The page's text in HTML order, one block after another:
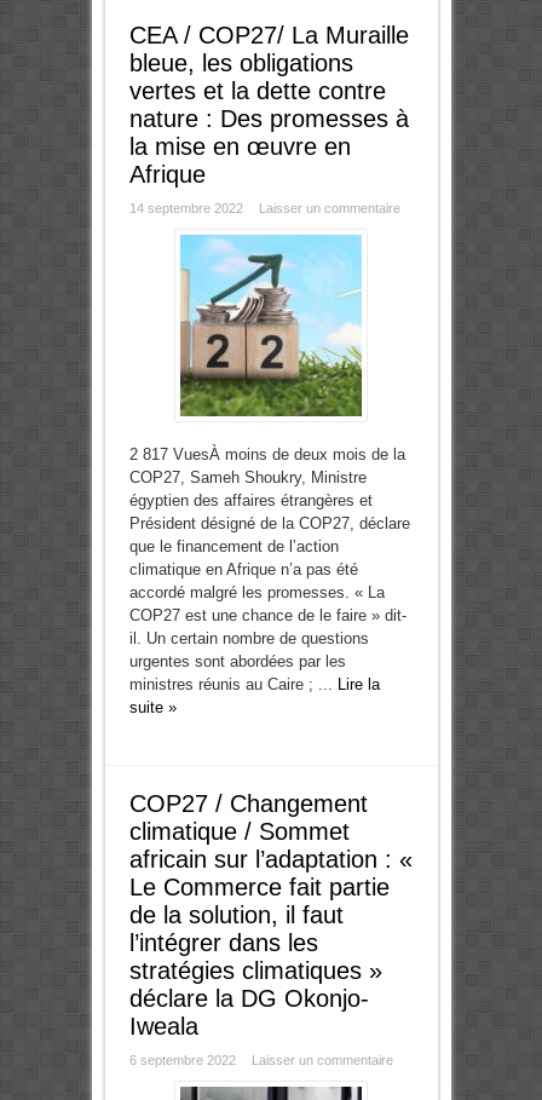
CEA / COP27/ La Muraille
bleue, les obligations
vertes et la dette contre
nature : Des promesses à
la mise en œuvre en
Afrique
14 septembre 2022 Laisser un commentaire
2 817 VuesÀ moins de deux mois de la
COP27, Sameh Shoukry, Ministre
égyptien des affaires étrangères et
Président désigné de la COP27, déclare
que le financement de l’action
climatique en Afrique n’a pas été
accordé malgré les promesses. « La
COP27 est une chance de le faire » dit-
il. Un certain nombre de questions
urgentes sont abordées par les
ministres réunis au Caire ; ... Lire la
suite »
COP27 / Changement
climatique / Sommet
africain sur l’adaptation : «
Le Commerce fait partie
de la solution, il faut
l’intégrer dans les
stratégies climatiques »
déclare la DG Okonjo-
Iweala
6 septembre 2022 Laisser un commentaire